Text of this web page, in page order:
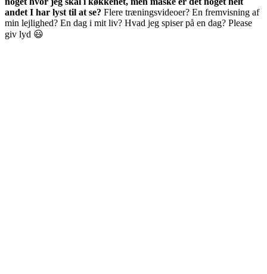
andet I har lyst til at se? Flere træningsvideoer? En fremvisning af
min lejlighed? En dag i mit liv? Hvad jeg spiser på en dag? Please
giv lyd 😃